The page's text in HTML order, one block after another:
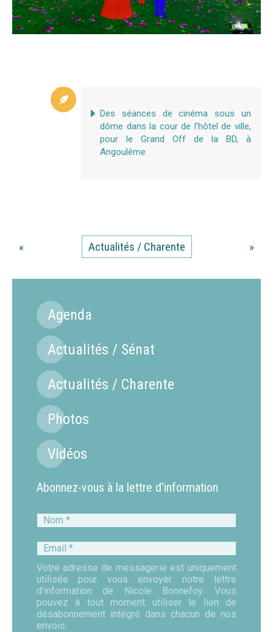
Des séances de cinéma sous un
dôme dans la cour de l’hôtel de ville,
pour le Grand Off de la BD, à
Angoulême
« Actualités / Charente »
Agenda
Actualités / Sénat
Actualités / Charente
Photos
Vidéos
Abonnez-vous à la lettre d’information
Nom
Email
Votre adresse de messagerie est uniquement
utilisée pour vous envoyer notre lettre
d'information de Nicole Bonnefoy. Vous
pouvez à tout moment utiliser le lien de
désabonnement intégré dans chacun de nos
envois.